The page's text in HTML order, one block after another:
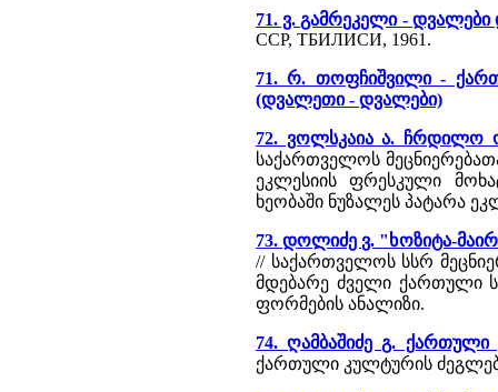
71. ვ. გამრეკელი -
ССР, ТБИЛИСИ, 1961.
71. რ. თოფჩიშვილი -
(დვალეთი - დვალები)
72. ვოლსკაია ა. ჩრდილო
საქართველოს
ეკლესიის ფრესკული
ხეობაში ნუზალეს პატარა
73. დოლიძე ვ. "ხოზიტა-
// საქართველოს სსრ
მდებარე ძველი ქართული
ფორმების ანალიზი.
74. ღამბაშიძე გ.
ქართული კულტურის